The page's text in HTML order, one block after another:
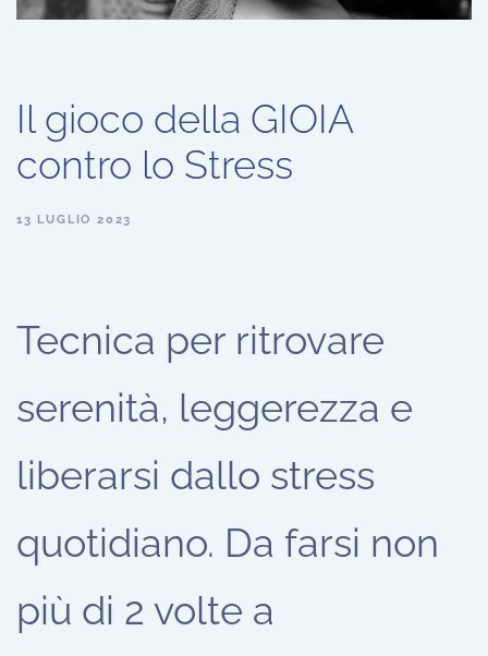
Il gioco della GIOIA
contro lo Stress
13 LUGLIO 2023
Tecnica per ritrovare
serenità, leggerezza e
liberarsi dallo stress
quotidiano. Da farsi non
più di 2 volte a